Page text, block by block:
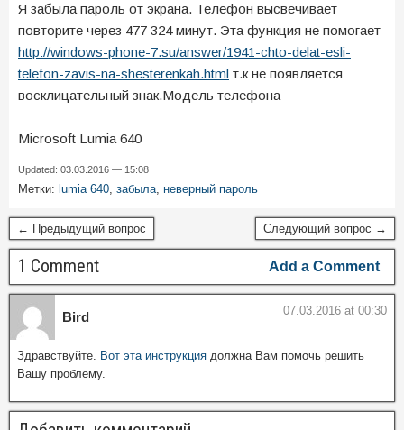
Я забыла пароль от экрана. Телефон высвечивает
повторите через 477 324 минут. Эта функция не помогает
http://windows-phone-7.su/answer/1941-chto-delat-esli-
telefon-zavis-na-shesterenkah.html т.к не появляется
восклицательный знак.Модель телефона
Microsoft Lumia 640
Updated: 03.03.2016 — 15:08
Метки: lumia 640, забыла, неверный пароль
← Предыдущий вопрос Следующий вопрос →
1 Comment Add a Comment
Bird 07.03.2016 at 00:30
Здравствуйте. Вот эта инструкция должна Вам помочь решить
Вашу проблему.